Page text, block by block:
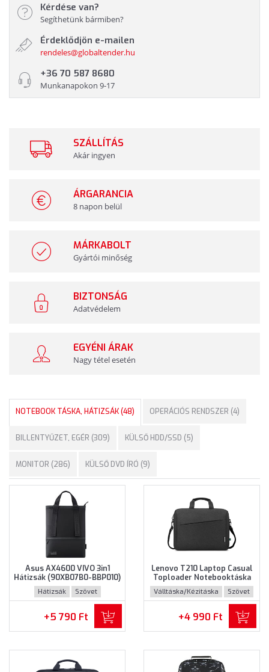
Kérdése van?
Segíthetünk bármiben?
Érdeklődjön e-mailen
rendeles@globaltender.hu
+36 70 587 8680
Munkanapokon 9-17
SZÁLLÍTÁS
Akár ingyen
ÁRGARANCIA
8 napon belül
MÁRKABOLT
Gyártói minőség
BIZTONSÁG
Adatvédelem
EGYÉNI ÁRAK
Nagy tétel esetén
NOTEBOOK TÁSKA, HÁTIZSÁK (48) OPERÁCIÓS RENDSZER (4)
BILLENTYŰZET, EGÉR (309) KÜLSŐ HDD/SSD (5)
MONITOR (286) KÜLSŐ DVD ÍRÓ (9)
Asus AX4600 VIVO 3in1
Hátizsák (90XB07B0-BBP010)
- Maximum 16" méretű
notebookokhoz - Fekete
színben
Hátizsák Szövet
+5 790 Ft
Lenovo T210 Laptop Casual
Toploader Notebooktáska
(GX41L83769) - Maximum
15.6" méretű notebookokhoz
- Fekete színben
Válltáska/Kézitáska Szövet
+4 990 Ft